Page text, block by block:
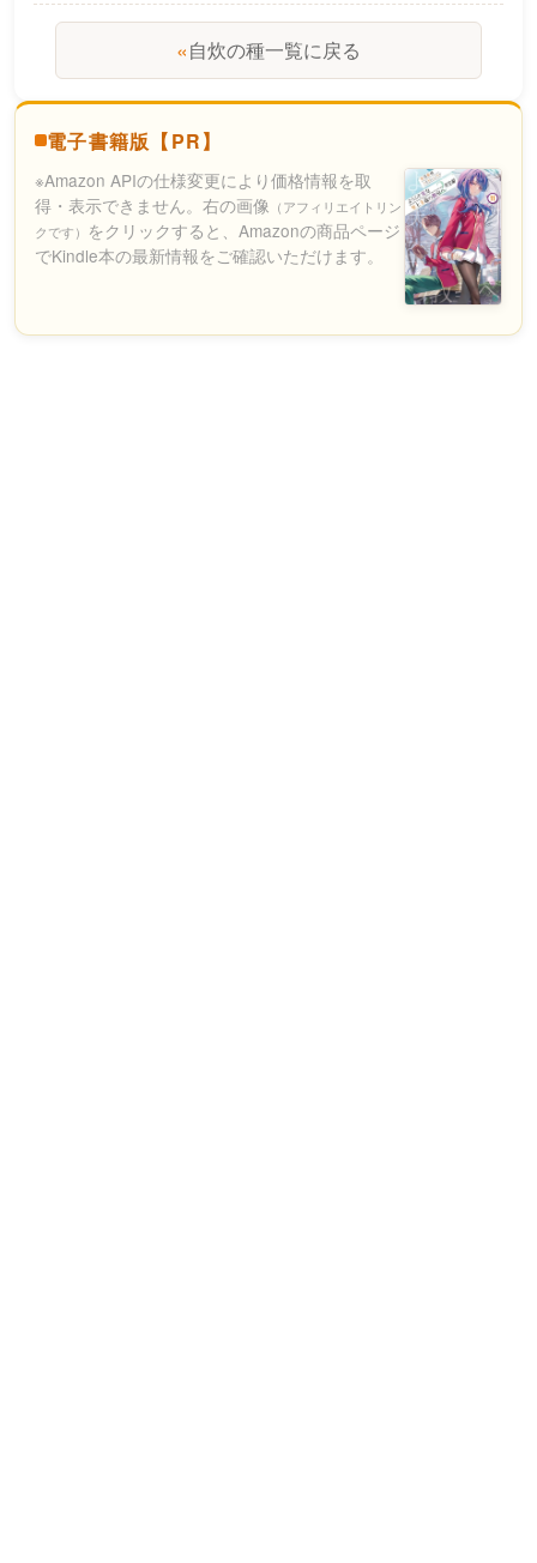
«自炊の種一覧に戻る
電子書籍版【PR】
※Amazon APIの仕様変更により価格情報を取
得・表示できません。右の画像 （アフィリエイトリン
クです） をクリックすると、Amazonの商品ページ
でKindle本の最新情報をご確認いただけます。